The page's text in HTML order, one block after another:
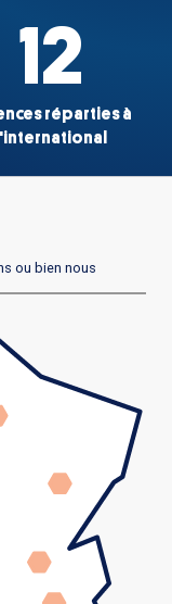
12
réparties à
l'international
ou bien nous